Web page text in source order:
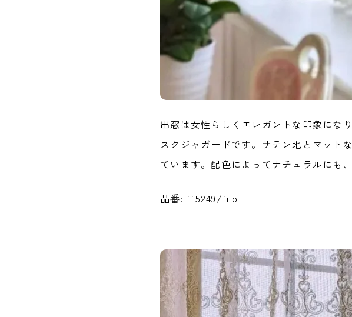
出窓は女性らしくエレガントな印象にな
スクジャガードです。サテン地とマット
ています。配色によってナチュラルにも
品番: ff5249/filo